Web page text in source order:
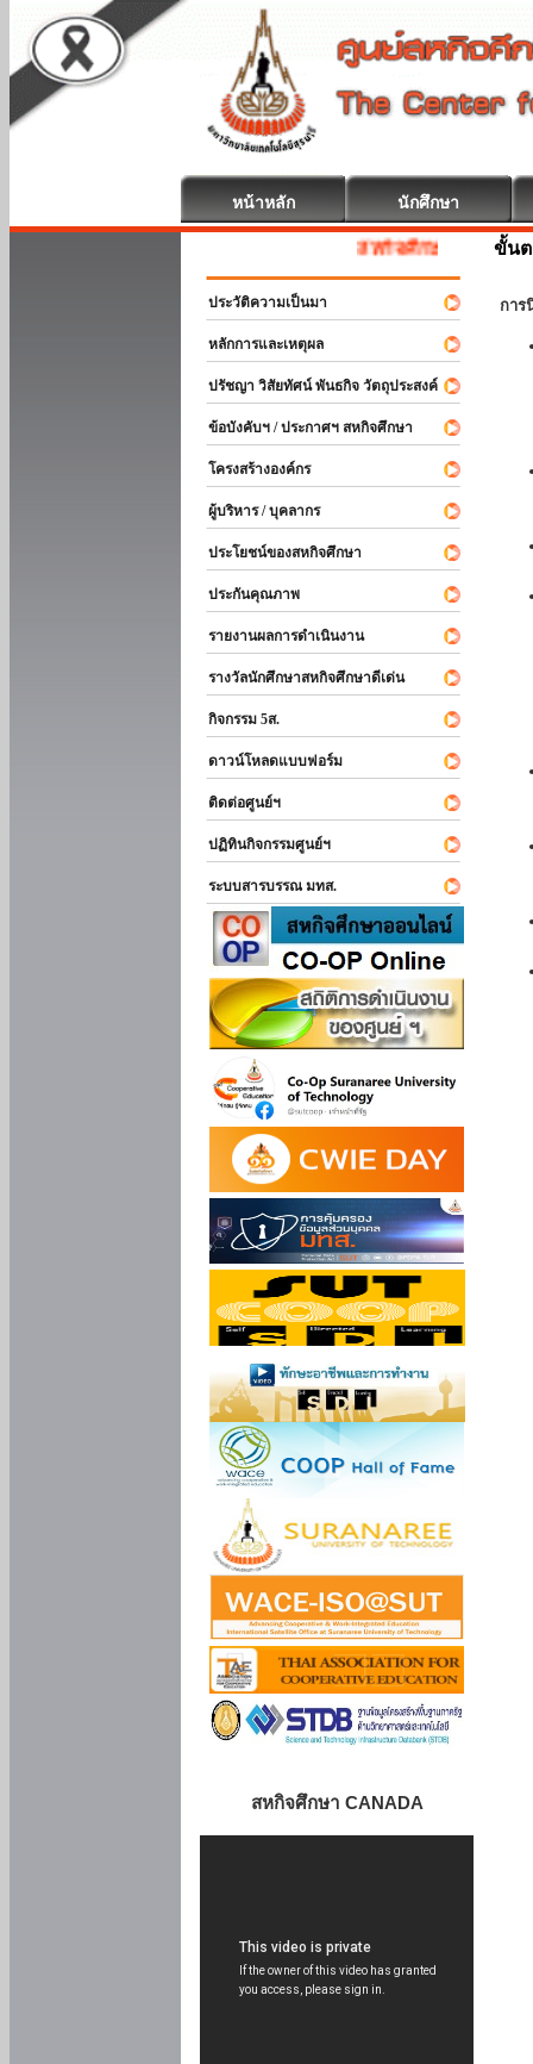
หน้าหลัก นักศึกษา
สหกิจศึกษา ยินดีต้อนรับ
ประวัติความเป็นมา
หลักการและเหตุผล
ปรัชญา วิสัยทัศน์ พันธกิจ วัตถุประสงค์
ข้อบังคับฯ / ประกาศฯ สหกิจศึกษา
โครงสร้างองค์กร
ผู้บริหาร / บุคลากร
ประโยชน์ของสหกิจศึกษา
ประกันคุณภาพ
รายงานผลการดำเนินงาน
รางวัลนักศึกษาสหกิจศึกษาดีเด่น
กิจกรรม 5ส.
ดาวน์โหลดแบบฟอร์ม
ติดต่อศูนย์ฯ
ปฏิทินกิจกรรมศูนย์ฯ
ระบบสารบรรณ มทส.
สหกิจศึกษา CANADA
ขั้นต
การ